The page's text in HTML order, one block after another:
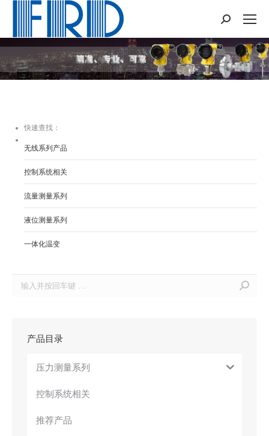
Search:
您在这里：
快速查找：
无线系列产品
控制系统相关
流量测量系列
液位测量系列
一体化温变
产品目录
压力测量系列
控制系统相关
推荐产品